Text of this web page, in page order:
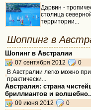
Дарвин -
столица
территории...
Шоппинг в
Шопинг в Австралии
07 сентября 2012
0
В Австралии легко можно
практически...
Австралия: страна
бриллиантов и
09 июня 2012
0